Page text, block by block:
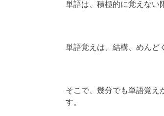
単語は、積極的に覚えない
単語覚えは、結構、めんど
そこで、幾分でも単語覚え
す。